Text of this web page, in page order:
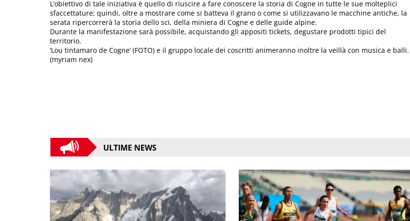
L’obiettivo di tale iniziativa è quello di riuscire a fare conoscere la storia di Cogne in tutte le sue molteplici
sfaccettature; quindi, oltre a mostrare come si batteva il grano o come si utilizzavano le macchine antiche, la
serata ripercorrerà la storia dello sci, della miniera di Cogne e delle guide alpine.
Durante la manifestazione sarà possibile, acquistando gli appositi tickets, degustare prodotti tipici del
territorio.
‘Lou tintamaro de Cogne’ (FOTO) e il gruppo locale dei coscritti animeranno inoltre la veillà con musica e balli.
(myriam nex)
ULTIME NEWS